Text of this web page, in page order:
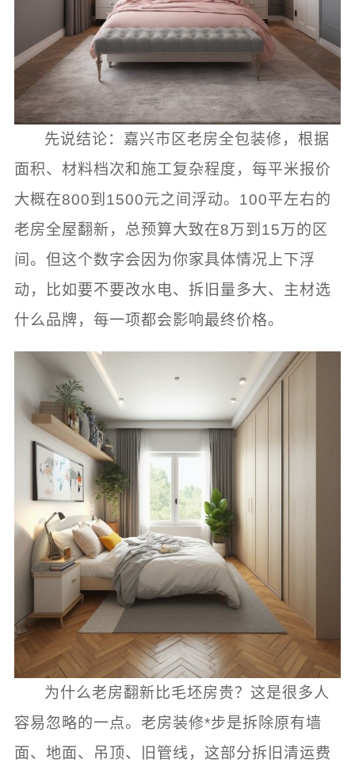
先说结论：嘉兴市区老房全包装修，根据
面积、材料档次和施工复杂程度，每平米报价
大概在800到1500元之间浮动。100平左右的
老房全屋翻新，总预算大致在8万到15万的区
间。但这个数字会因为你家具体情况上下浮
动，比如要不要改水电、拆旧量多大、主材选
什么品牌，每一项都会影响最终价格。
为什么老房翻新比毛坯房贵？这是很多人
容易忽略的一点。老房装修*步是拆除原有墙
面、地面、吊顶、旧管线，这部分拆旧清运费